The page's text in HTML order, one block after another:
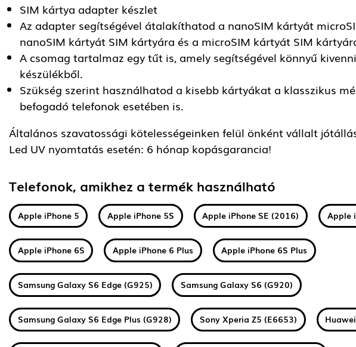
SIM kártya adapter készlet
Az adapter segítségével átalakíthatod a nanoSIM kártyát
nanoSIM kártyát SIM kártyára és a microSIM kártyát SIM
A csomag tartalmaz egy tűt is, amely segítségével könnyű
készülékből.
Szükség szerint használhatod a kisebb kártyákat a klasszikus
befogadó telefonok esetében is.
Általános szavatossági kötelességeinken felül önként vállalt
Led UV nyomtatás esetén: 6 hónap kopásgarancia!
Telefonok, amikhez a termék használható
Apple iPhone 5 Apple iPhone 5S Apple iPhone SE (2016) Apple
Apple iPhone 6S Apple iPhone 6 Plus Apple iPhone 6S Plus
Samsung Galaxy S6 Edge (G925) Samsung Galaxy S6 (G920)
Samsung Galaxy S6 Edge Plus (G928) Sony Xperia Z5 (E6653)